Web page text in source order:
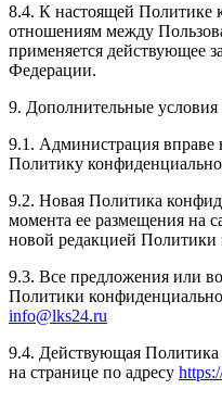
8.4. К настоящей Политике
отношениям между
применяется действующее
Федерации.
9. Дополнительные условия
9.1. Администрация вправе
Политику
9.2. Новая Политика
момента ее размещения на
новой редакцией Политики
9.3. Все предложения или
Политики
info@lks24.ru
9.4. Действующая
на странице по адресу